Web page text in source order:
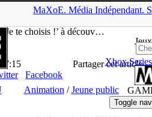
MaXoE. Média Indépendant.
Jeux
Xbox
Toggle
‘Je te choisis !’ à découv…
Partager cet article
Facebook
Animation /Jeune public